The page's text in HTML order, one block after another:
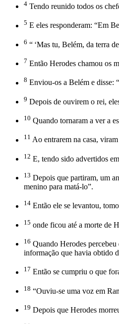
4 Tendo reunido todos os
5 E eles responderam: “Em
6 “ ‘Mas tu, Belém, da terra
7 Então Herodes chamou os
8 Enviou-os a Belém e disse:
9 Depois de ouvirem o rei,
10 Quando tornaram a ver a
11 Ao entrarem na casa,
12 E, tendo sido advertidos
13 Depois que partiram, um
menino para matá-lo”.
14 Então ele se levantou,
15 onde ficou até a morte de
16 Quando Herodes
informação que havia obtido
17 Então se cumpriu o que
18 “Ouviu-se uma voz em
19 Depois que Herodes